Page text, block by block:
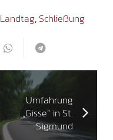
Landtag, Schließung
Umfahrung
„Gisse“ in St.
Sigmund